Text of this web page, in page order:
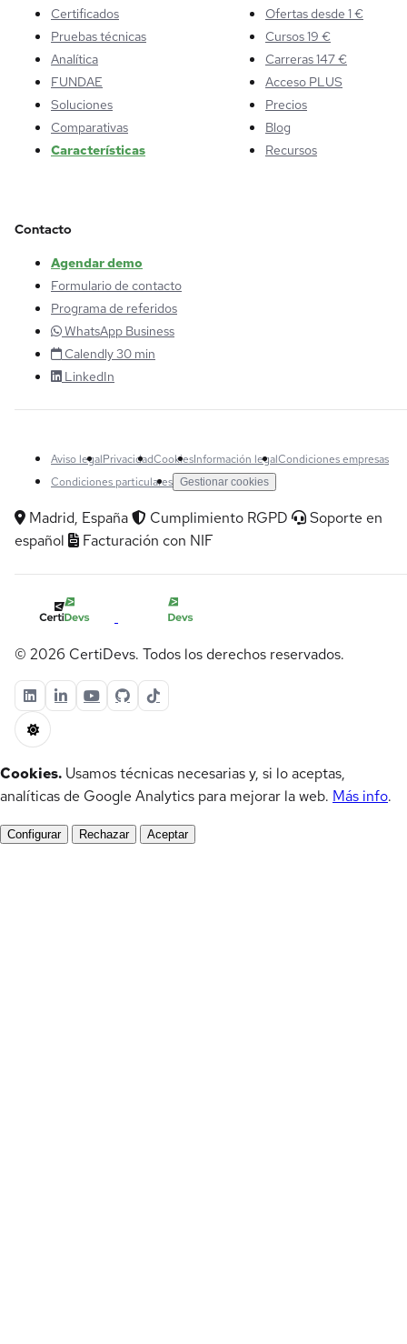
Certificados
Pruebas técnicas
Analítica
FUNDAE
Soluciones
Comparativas
Características
Ofertas desde 1 €
Cursos 19 €
Carreras 147 €
Acceso PLUS
Precios
Blog
Recursos
Contacto
Agendar demo
Formulario de contacto
Programa de referidos
WhatsApp Business
Calendly 30 min
LinkedIn
Aviso legalPrivacidadCookiesInformación legalCondiciones empresas
Condiciones particulares Gestionar cookies
Madrid, España Cumplimiento RGPD
Soporte en
español
Facturación con NIF
© 2026 CertiDevs. Todos los derechos reservados.
Cookies. Usamos técnicas necesarias y, si lo aceptas,
analíticas de Google Analytics para mejorar la web. Más info.
Configurar Rechazar Aceptar